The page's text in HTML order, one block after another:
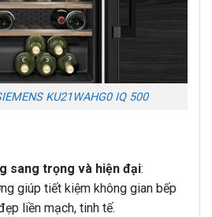
KU21WAHG0 IQ 500
sang trọng và hiện đại:
giúp tiết kiệm không gian bếp
liền mạch, tinh tế.